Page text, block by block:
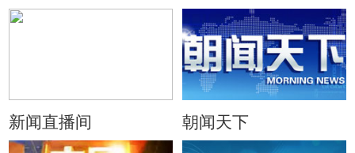
新闻直播间 朝闻天下